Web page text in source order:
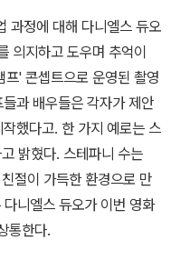
과정에 대해 다니엘스 듀오
의지하고 도우며 추억이
' 콘셉트으로 운영된 촬영
과 배우들은 각자가 제안
했다고. 한 가지 예로는 스
밝혔다. 스테파니 수는
절이 가득한 환경으로 만
니엘스 듀오가 이번 영화
통한다.